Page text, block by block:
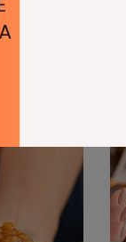
Mexerica -